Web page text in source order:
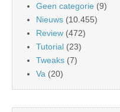
Geen categorie (9)
Nieuws (10.455)
Review (472)
Tutorial (23)
Tweaks (7)
Va (20)